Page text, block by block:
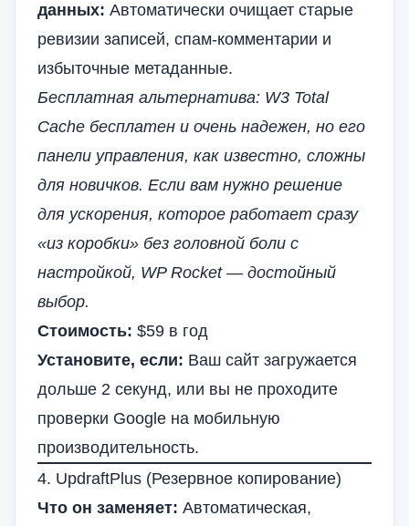
данных: Автоматически очищает старые
ревизии записей, спам-комментарии и
избыточные метаданные.
Бесплатная альтернатива: W3 Total
Cache бесплатен и очень надежен, но его
панели управления, как известно, сложны
для новичков. Если вам нужно решение
для ускорения, которое работает сразу
«из коробки» без головной боли с
настройкой, WP Rocket — достойный
выбор.
Стоимость: $59 в год
Установите, если: Ваш сайт загружается
дольше 2 секунд, или вы не проходите
проверки Google на мобильную
производительность.
4. UpdraftPlus (Резервное копирование)
Что он заменяет: Автоматическая,